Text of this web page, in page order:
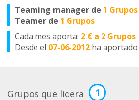
Teaming manager de 1 Grupos
Teamer de 1 Grupos
Cada mes aporta: 2 € a 2 Grupos
Desde el 07-06-2012 ha aportado
Grupos que lidera 1